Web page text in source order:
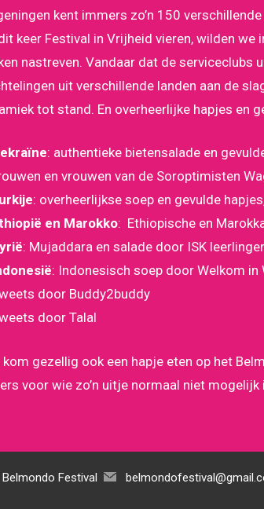
kent immers zo’n 150
keer Festival in Vrijheid vieren, wilden we
nastreven. Vandaar dat de serviceclubs
uit verschillende landen aan de
tot stand. En overheerlijke hapjes en
: authentieke bietensalade en
en vrouwen van de Soroptimisten
: overheerlijkse soep en gevulde
en Marokko: Ethiopische en
: Mujaddara en salade door ISK
: Indonesisch soep door Welkom in
door Buddy2buddy
door Talal
kom gezellig ook een hapje eten op het
voor wie zo’n uitje normaal niet
Festival